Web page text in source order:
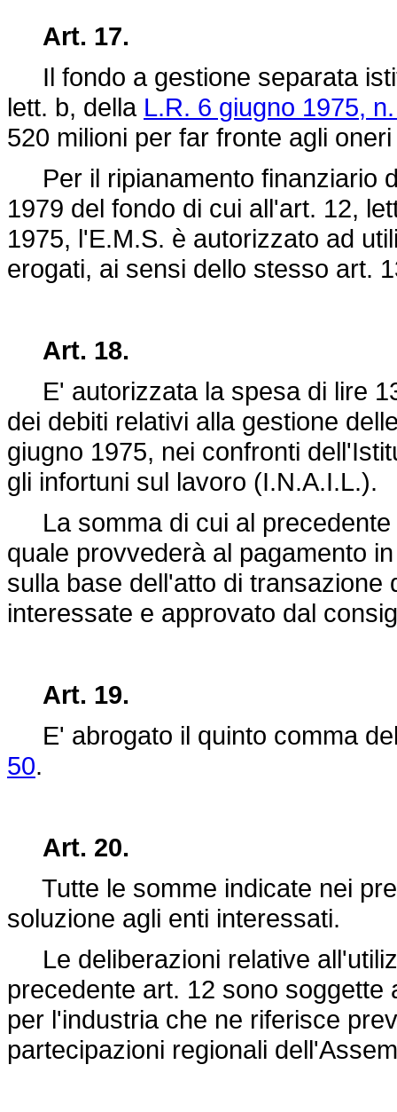
Art. 17.
Il fondo a gestione separata
lett. b, della L.R. 6 giugno 1975,
520 milioni per far fronte agli
Per il ripianamento finanziario
1979 del fondo di cui all'art. 12,
1975, l'E.M.S. è autorizzato ad
erogati, ai sensi dello stesso art.
Art. 18.
E' autorizzata la spesa di lire
dei debiti relativi alla gestione
giugno 1975, nei confronti
gli infortuni sul lavoro (I.N.A.I.L.).
La somma di cui al precedente
quale provvederà al pagamento
sulla base dell'atto di transazione
interessate e approvato dal
Art. 19.
E' abrogato il quinto comma
50.
Art. 20.
Tutte le somme indicate nei
soluzione agli enti interessati.
Le deliberazioni relative
precedente art. 12 sono
per l'industria che ne riferisce
partecipazioni regionali